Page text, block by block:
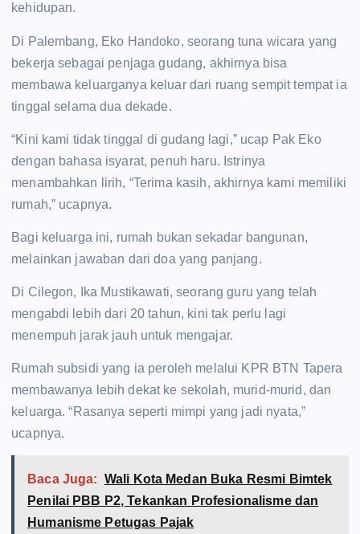
kehidupan.
Di Palembang, Eko Handoko, seorang tuna wicara yang
bekerja sebagai penjaga gudang, akhirnya bisa
membawa keluarganya keluar dari ruang sempit tempat ia
tinggal selama dua dekade.
“Kini kami tidak tinggal di gudang lagi,” ucap Pak Eko
dengan bahasa isyarat, penuh haru. Istrinya
menambahkan lirih, “Terima kasih, akhirnya kami memiliki
rumah,” ucapnya.
Bagi keluarga ini, rumah bukan sekadar bangunan,
melainkan jawaban dari doa yang panjang.
Di Cilegon, Ika Mustikawati, seorang guru yang telah
mengabdi lebih dari 20 tahun, kini tak perlu lagi
menempuh jarak jauh untuk mengajar.
Rumah subsidi yang ia peroleh melalui KPR BTN Tapera
membawanya lebih dekat ke sekolah, murid-murid, dan
keluarga. “Rasanya seperti mimpi yang jadi nyata,”
ucapnya.
Baca Juga: Wali Kota Medan Buka Resmi Bimtek
Penilai PBB P2, Tekankan Profesionalisme dan
Humanisme Petugas Pajak